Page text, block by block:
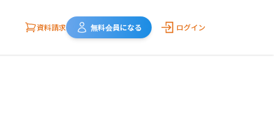
資料請求 無料会員になる ログイン